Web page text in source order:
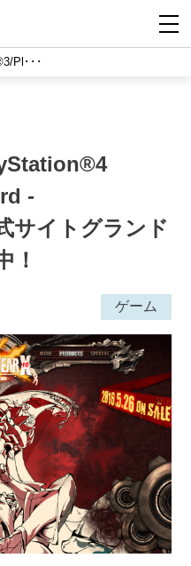
Pl･･･
-
サイトグランド
！
ゲーム